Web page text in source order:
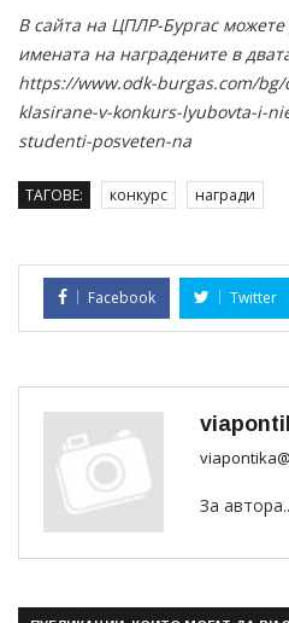
В сайта на ЦПЛР-Бургас можете
имената на наградените в
https://www.odk-burgas.com/
klasirane-v-konkurs-lyubovta-i-
studenti-posveten-na
ТАГОВЕ: конкурс награди
Facebook Twitter
За